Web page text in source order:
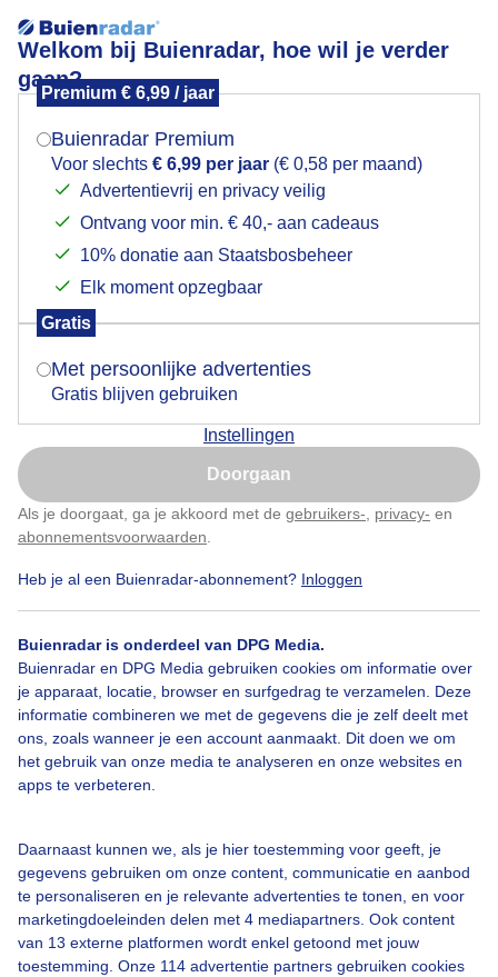
Welkom bij Buienradar, hoe wil je verder
gaan?
Premium € 6,99 / jaar
Buienradar Premium
Voor slechts € 6,99 per jaar (€ 0,58 per maand)
Advertentievrij en privacy veilig
Ontvang voor min. € 40,- aan cadeaus
10% donatie aan Staatsbosbeheer
Elk moment opzegbaar
Gratis
Met persoonlijke advertenties
Gratis blijven gebruiken
Instellingen
Doorgaan
Als je doorgaat, ga je akkoord met de gebruikers- privacy- en
abonnementsvoorwaarden
Heb je al een Buienradar-abonnement? Inloggen
Buienradar is onderdeel van DPG Media.
Buienradar en DPG Media gebruiken cookies om informatie over
je apparaat, locatie, browser en surfgedrag te verzamelen. Deze
informatie combineren we met de gegevens die je zelf deelt met
ons, zoals wanneer je een account aanmaakt. Dit doen we om
het gebruik van onze media te analyseren en onze websites en
apps te verbeteren.
Daarnaast kunnen we, als je hier toestemming voor geeft, je
gegevens gebruiken om onze content, communicatie en aanbod
te personaliseren en je relevante advertenties te tonen, en voor
marketingdoeleinden delen met 4 mediapartners. Ook content
van 13 externe platformen wordt enkel getoond met jouw
toestemming. Onze 114 advertentie partners gebruiken cookies
Tussen de buien door
Door: Toon Boons
Bekijk slideshow
Een moment geduld aub...
Mogen we je locatie gebruiken voor het
Indien je hier nog geen akkoord op hebt gegeven,
verschijnt er zo een pop-up uit je browser waarin
Is goed, toon de popup
Nu niet, misschien later
Klik hierom dit aan te passen